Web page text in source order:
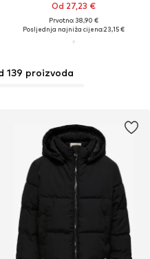
Od 27,23 €
Prvotno: 38,90 €
Posljednja najniža cijena:23,15 €
139 proizvoda